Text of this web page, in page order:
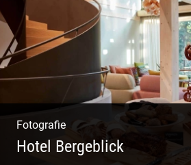
Fotografie
Hotel Bergeblick